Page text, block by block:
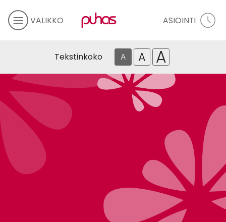
VALIKKO ASIOINTI
Tekstinkoko A A A